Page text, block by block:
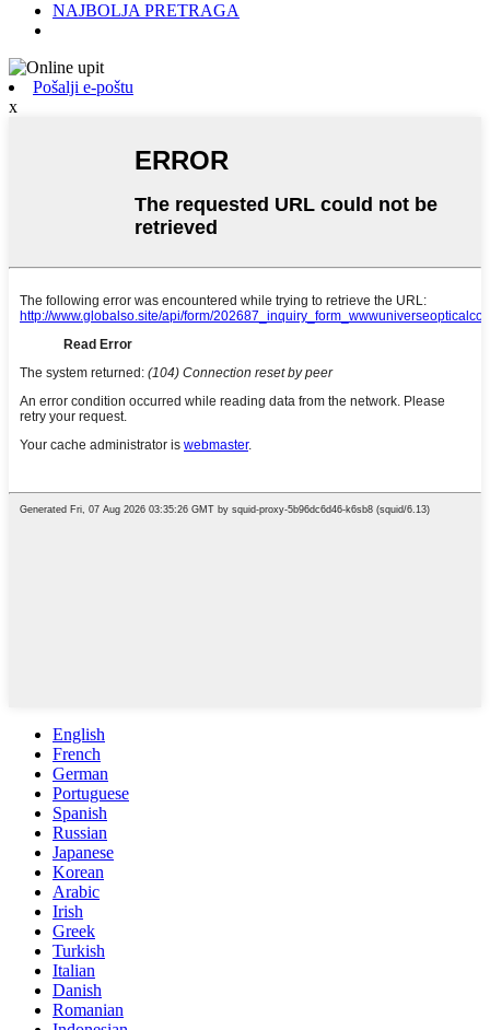
NAJBOLJA PRETRAGA
Pošalji e-poštu
x
English
French
German
Portuguese
Spanish
Russian
Japanese
Korean
Arabic
Irish
Greek
Turkish
Italian
Danish
Romanian